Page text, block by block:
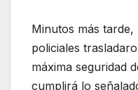
Minutos más
policiales
máxima seguridad
cumplirá lo